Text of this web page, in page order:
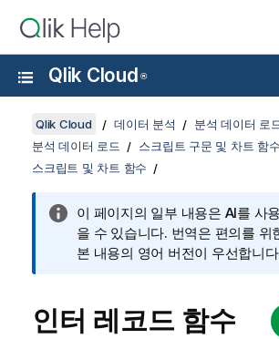
Qlik Cloud ®
Qlik Cloud 데이터 분석
분석 데이터 로
분석 데이터 로드
스크립트 구문 및 차트 함수
스크립트 및 차트 함수
이 페이지의 일부 내용은 AI를 사
을 수 있습니다. 번역은 편의를 위
본 내용의 영어 버전이 우선합니
인터 레코드 함수